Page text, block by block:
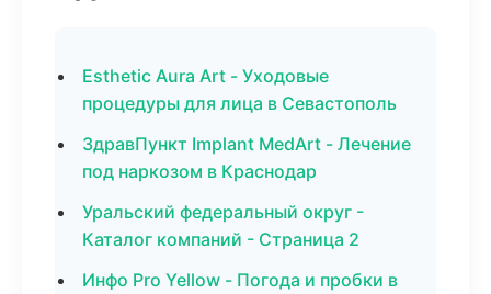
Esthetic Aura Art - Уходовые
процедуры для лица в Севастополь
ЗдравПункт Implant MedArt - Лечение
под наркозом в Краснодар
Уральский федеральный округ -
Каталог компаний - Страница 2
Инфо Pro Yellow - Погода и пробки в